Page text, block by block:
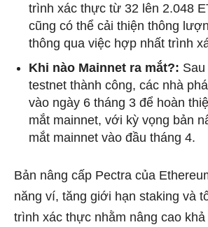
trình xác thực từ 32 lên 2.048
cũng có thể cải thiện thông
thông qua việc hợp nhất trình
Khi nào Mainnet ra mắt?:
testnet thành công, các nhà
vào ngày 6 tháng 3 để hoàn
mắt mainnet, với kỳ vọng bản
mắt mainnet vào đầu tháng 4.
Bản nâng cấp Pectra của
năng ví, tăng giới hạn staking và
trình xác thực nhằm nâng cao